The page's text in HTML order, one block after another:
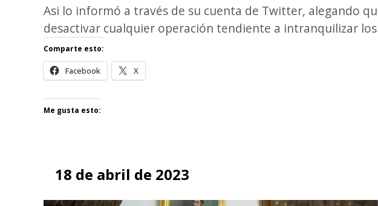
Asi lo informó a través de su cuenta de Twitter, alegando
desactivar cualquier operación tendiente a intranquilizar los
Comparte esto:
Facebook X
Me gusta esto:
18 de abril de 2023